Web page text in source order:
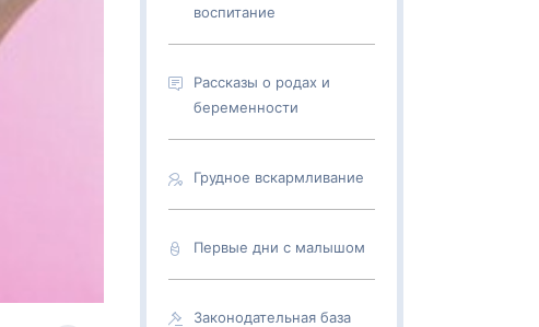
воспитание
Рассказы о родах и
беременности
Грудное вскармливание
Первые дни с малышом
Законодательная база